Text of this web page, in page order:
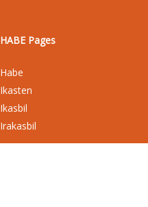
HABE Pages
Habe
Ikasten
Ikasbil
Irakasbil